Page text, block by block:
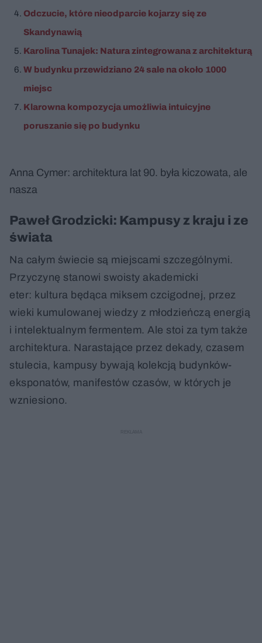
Odczucie, które nieodparcie kojarzy się ze
Skandynawią
Karolina Tunajek: Natura zintegrowana z architekturą
W budynku przewidziano 24 sale na około 1000
miejsc
Klarowna kompozycja umożliwia intuicyjne
poruszanie się po budynku
Anna Cymer: architektura lat 90. była kiczowata, ale
nasza
Paweł Grodzicki: Kampusy z kraju i ze
świata
Na całym świecie są miejscami szczególnymi.
Przyczynę stanowi swoisty akademicki
eter: kultura będąca miksem czcigodnej, przez
wieki kumulowanej wiedzy z młodzieńczą energią
i intelektualnym fermentem. Ale stoi za tym także
architektura. Narastające przez dekady, czasem
stulecia, kampusy bywają kolekcją budynków-
eksponatów, manifestów czasów, w których je
wzniesiono.